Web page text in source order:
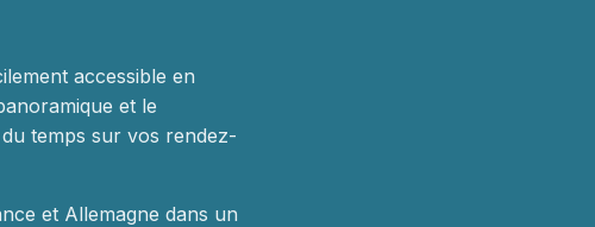
accessible en
et le
temps sur vos rendez-
et Allemagne dans un